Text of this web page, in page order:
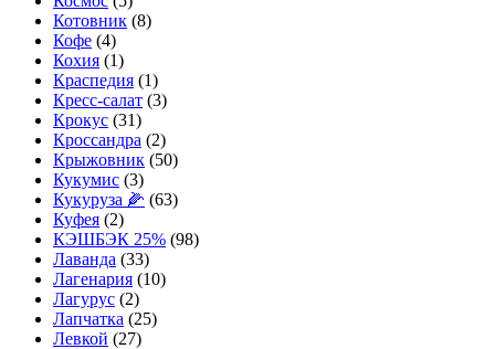
Котовник (8)
Кофе (4)
Кохия (1)
Краспедия (1)
Кресс-салат (3)
Крокус (31)
Кроссандра (2)
Крыжовник (50)
Кукумис (3)
Кукуруза 🌽 (63)
Куфея (2)
КЭШБЭК 25% (98)
Лаванда (33)
Лагенария (10)
Лагурус (2)
Лапчатка (25)
Левкой (27)